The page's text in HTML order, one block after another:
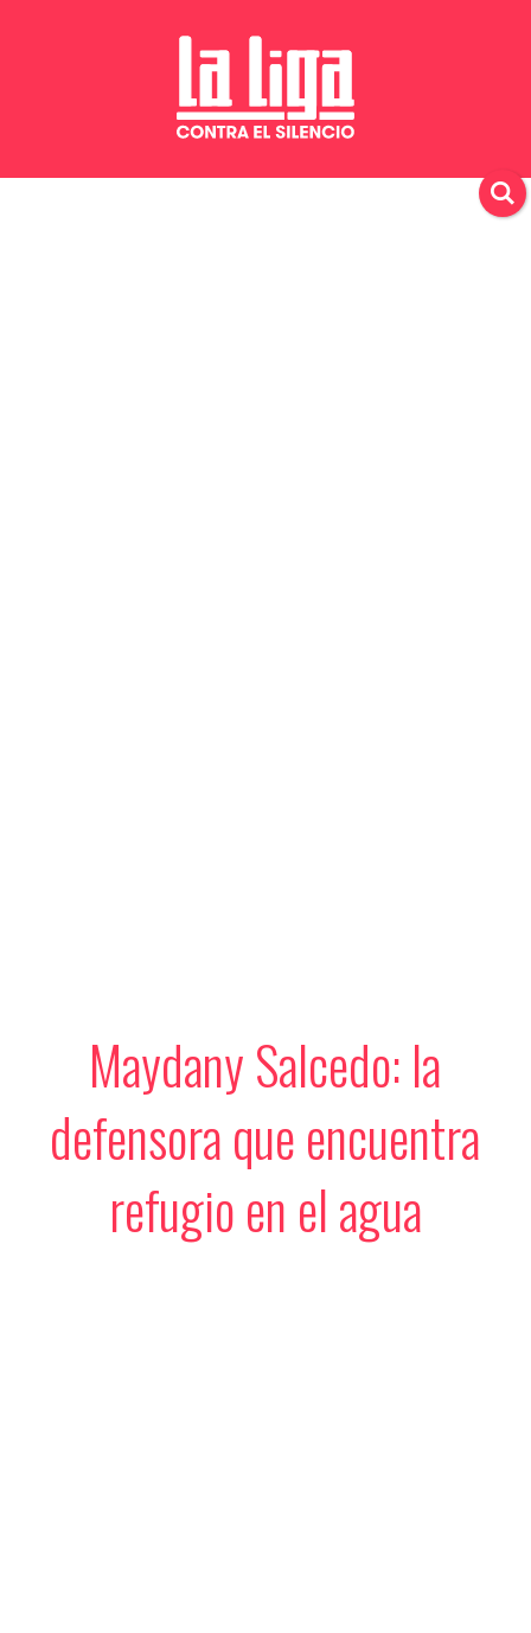
Maydany Salcedo: la
defensora que encuentra
refugio en el agua